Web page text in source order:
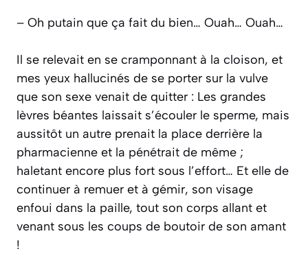
– Oh putain que ça fait du bien… Ouah… Ouah…
Il se relevait en se cramponnant à la cloison, et
mes yeux hallucinés de se porter sur la vulve
que son sexe venait de quitter : Les grandes
lèvres béantes laissait s’écouler le sperme, mais
aussitôt un autre prenait la place derrière la
pharmacienne et la pénétrait de même ;
haletant encore plus fort sous l’effort… Et elle de
continuer à remuer et à gémir, son visage
enfoui dans la paille, tout son corps allant et
venant sous les coups de boutoir de son amant
!